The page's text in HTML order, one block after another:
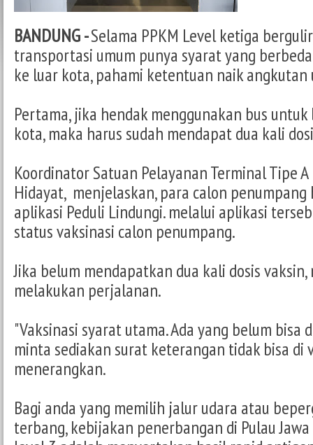
BANDUNG -Selama PPKM Level ketiga
transportasi umum punya syarat yang
ke luar kota, pahami ketentuan naik angkutan
Pertama, jika hendak menggunakan bus
kota, maka harus sudah mendapat dua kali
Koordinator Satuan Pelayanan Terminal Tipe
Hidayat, menjelaskan, para calon
aplikasi Peduli Lindungi. melalui aplikasi
status vaksinasi calon penumpang.
Jika belum mendapatkan dua kali dosis
melakukan perjalanan.
"Vaksinasi syarat utama. Ada yang belum bisa
minta sediakan surat keterangan tidak bisa di
menerangkan.
Bagi anda yang memilih jalur udara atau
terbang, kebijakan penerbangan di Pulau